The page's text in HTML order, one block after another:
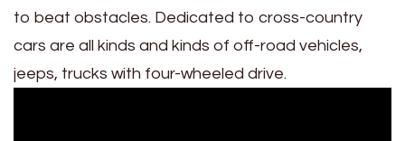
to beat obstacles. Dedicated to cross-country
cars are all kinds and kinds of off-road vehicles,
jeeps, trucks with four-wheeled drive.